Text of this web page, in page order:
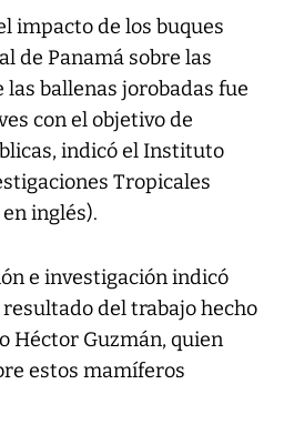
impacto de los buques
de Panamá sobre las
ballenas jorobadas fue
con el objetivo de
indicó el Instituto
Tropicales
inglés).
e investigación indicó
del trabajo hecho
Héctor Guzmán, quien
estos mamíferos